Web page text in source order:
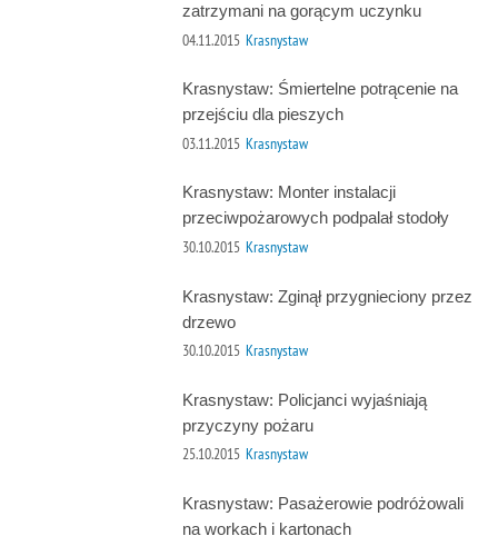
zatrzymani na gorącym uczynku
04.11.2015 Krasnystaw
Krasnystaw: Śmiertelne potrącenie na
przejściu dla pieszych
03.11.2015 Krasnystaw
Krasnystaw: Monter instalacji
przeciwpożarowych podpalał stodoły
30.10.2015 Krasnystaw
Krasnystaw: Zginął przygnieciony przez
drzewo
30.10.2015 Krasnystaw
Krasnystaw: Policjanci wyjaśniają
przyczyny pożaru
25.10.2015 Krasnystaw
Krasnystaw: Pasażerowie podróżowali
na workach i kartonach